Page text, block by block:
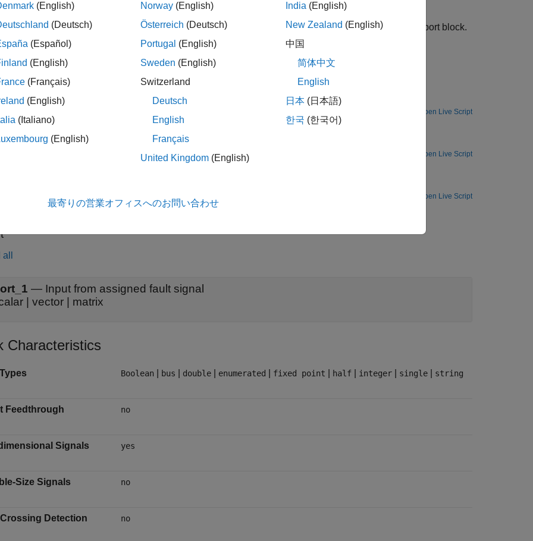
blocks only inFault Subsystemblocks. EachFault Subsystem block can contain only one Fault Inport block.
Fault Behaviors
with custom behaviors and modify the fault trigger.
Open Live Script
Trigger Properties
and how faults are injected by defining triggers.
Open Live Script
Open Live Script
— Input from assigned fault signal
| vector | matrix
Characteristics
Boolean bus double enumerated fixed point half integer single string
Feedthrough no
Signals yes
Size Signals no
Detection no
(English)
(Deutsch)
(Español)
(English)
(Français)
(English)
(Italiano)
(English)
Norway (English)
Österreich (Deutsch)
Portugal (English)
Sweden (English)
Switzerland
Deutsch
English
Français
United Kingdom (English)
India (English)
New Zealand (English)
中国
简体中文
English
日本 (日本語)
한국 (한국어)
最寄りの営業オフィスへのお問い合わせ